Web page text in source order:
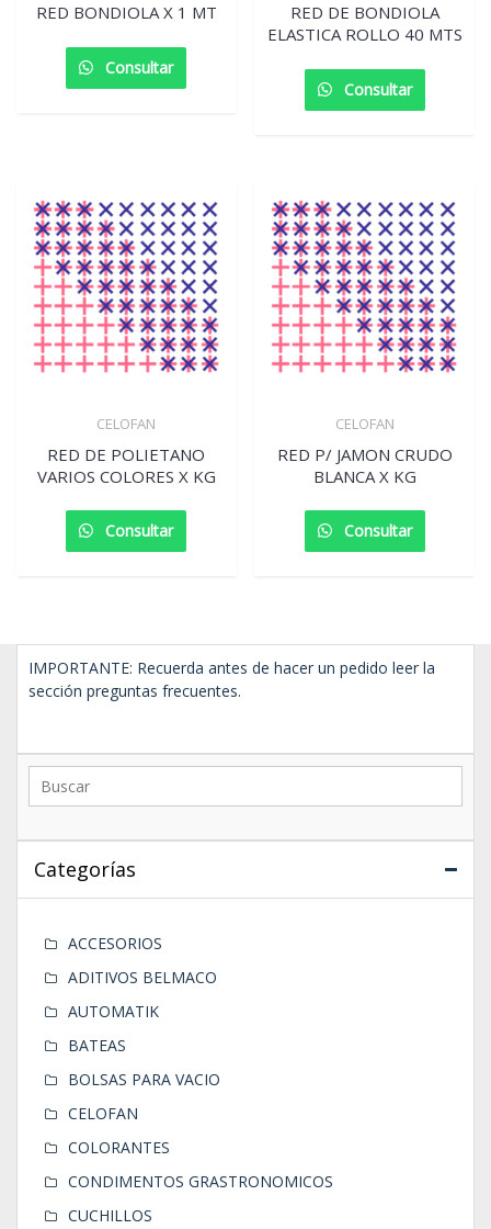
RED BONDIOLA X 1 MT
Consultar
RED DE BONDIOLA
ELASTICA ROLLO 40 MTS
Consultar
CELOFAN
RED DE POLIETANO
VARIOS COLORES X KG
Consultar
CELOFAN
RED P/ JAMON CRUDO
BLANCA X KG
Consultar
IMPORTANTE: Recuerda antes de hacer un pedido leer la
sección preguntas frecuentes.
Categorías
ACCESORIOS
ADITIVOS BELMACO
AUTOMATIK
BATEAS
BOLSAS PARA VACIO
CELOFAN
COLORANTES
CONDIMENTOS GRASTRONOMICOS
CUCHILLOS